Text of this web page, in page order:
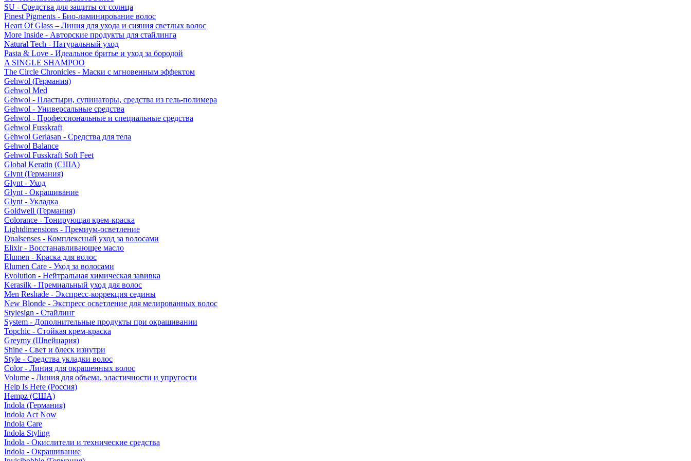
SU - Средства для защиты от солнца
Finest Pigments - Био-ламинирование волос
Heart Of Glass – Линия для ухода и сияния светлых волос
More Inside - Авторские продукты для стайлинга
Natural Tech - Натуральный уход
Pasta & Love - Идеальное бритье и уход за бородой
A SINGLE SHAMPOO
The Circle Chronicles - Маски с мгновенным эффектом
Gehwol (Германия)
Gehwol Med
Gehwol - Пластыри, супинаторы, средства из гель-полимера
Gehwol - Универсальные средства
Gehwol - Профессиональные и специальные средства
Gehwol Fusskraft
Gehwol Gerlasan - Средства для тела
Gehwol Balance
Gehwol Fusskraft Soft Feet
Global Keratin (США)
Glynt (Германия)
Glynt - Уход
Glynt - Окрашивание
Glynt - Укладка
Goldwell (Германия)
Colorance - Тонирующая крем-краска
Lightdimensions - Премиум-осветление
Dualsenses - Комплексный уход за волосами
Elixir - Восстанавливающее масло
Elumen - Краска для волос
Elumen Care - Уход за волосами
Evolution - Нейтральная химическая завивка
Kerasilk - Премиальный уход для волос
Men Reshade - Экспресс-коррекция седины
New Blonde - Экспресс осветление для мелированных волос
Stylesign - Стайлинг
System - Дополнительные продукты при окрашивании
Topchic - Стойкая крем-краска
Greymy (Швейцария)
Shine - Свет и блеск изнутри
Style - Средства укладки волос
Color - Линия для окрашенных волос
Volume - Линия для объема, эластичности и упругости
Help Is Here (Россия)
Hempz (США)
Indola (Германия)
Indola Act Now
Indola Care
Indola Styling
Indola - Окислители и технические средства
Indola - Окрашивание